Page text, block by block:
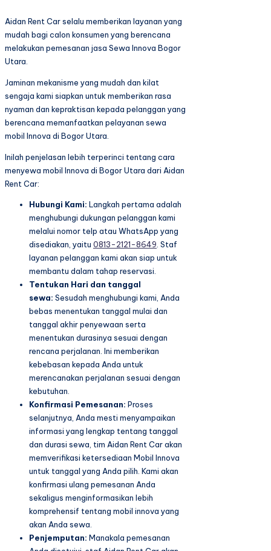
Aidan Rent Car selalu memberikan layanan yang
mudah bagi calon konsumen yang berencana
melakukan pemesanan jasa Sewa Innova Bogor
Utara.
Jaminan mekanisme yang mudah dan kilat
sengaja kami siapkan untuk memberikan rasa
nyaman dan kepraktisan kepada pelanggan yang
berencana memanfaatkan pelayanan sewa
mobil Innova di Bogor Utara.
Inilah penjelasan lebih terperinci tentang cara
menyewa mobil Innova di Bogor Utara dari Aidan
Rent Car:
Hubungi Kami: Langkah pertama adalah
menghubungi dukungan pelanggan kami
melalui nomor telp atau WhatsApp yang
disediakan, yaitu 0813-2121-8649. Staf
layanan pelanggan kami akan siap untuk
membantu dalam tahap reservasi.
Tentukan Hari dan tanggal
sewa: Sesudah menghubungi kami, Anda
bebas menentukan tanggal mulai dan
tanggal akhir penyewaan serta
menentukan durasinya sesuai dengan
rencana perjalanan. Ini memberikan
kebebasan kepada Anda untuk
merencanakan perjalanan sesuai dengan
kebutuhan.
Konfirmasi Pemesanan: Proses
selanjutnya, Anda mesti menyampaikan
informasi yang lengkap tentang tanggal
dan durasi sewa, tim Aidan Rent Car akan
memverifikasi ketersediaan Mobil Innova
untuk tanggal yang Anda pilih. Kami akan
konfirmasi ulang pemesanan Anda
sekaligus menginformasikan lebih
komprehensif tentang mobil innova yang
akan Anda sewa.
Penjemputan: Manakala pemesanan